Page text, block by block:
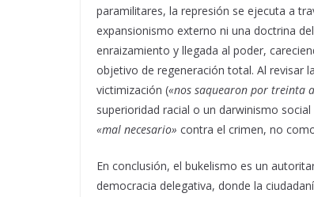
paramilitares, la represión se ejecuta a
expansionismo externo ni una doctrina del
enraizamiento y llegada al poder,
objetivo de regeneración total. Al revisar
victimización («nos saquearon por treinta
superioridad racial o un darwinismo
«mal necesario» contra el crimen, no
En conclusión, el bukelismo es un
democracia delegativa, donde la